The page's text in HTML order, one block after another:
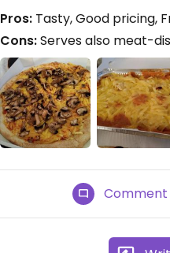
Pros: Tasty, Good pricing,
Cons:Serves also meat-
Comment